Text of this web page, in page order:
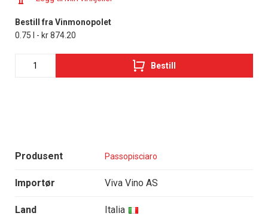
Produsent Passopisciaro
Importør Viva Vino AS
Land Italia
Bestill fra Vinmonopolet
0.75 l - kr 874.20
Bestill